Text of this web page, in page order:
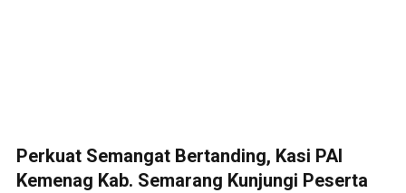
Perkuat Semangat Bertanding, Kasi PAI
Kemenag Kab. Semarang Kunjungi Peserta